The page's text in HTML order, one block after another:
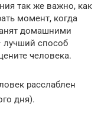
так же важно, как
момент, когда
домашними
лучший способ
человека.
расслаблен
дня).